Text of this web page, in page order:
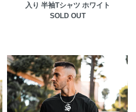
入り 半袖Tシャツ ホワイト
SOLD OUT